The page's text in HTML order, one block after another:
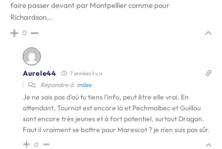
faire passer devant par Montpellier comme pour
Richardson…
0
Aurele44 7 années il y a
Répondre à miles
Je ne sais pas d'où tu tiens l'info, peut être elle vrai. En
attendant, Tournat est encore là et Pechmalbec et Guillou
sont encore très jeunes et à fort potentiel, surtout Dragan.
Faut il vraiment se battre pour Marescot ? je n'en suis pas sûr.
0